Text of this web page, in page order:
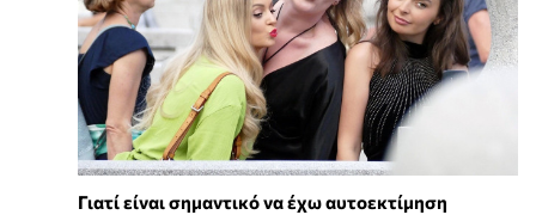
Γιατί είναι σημαντικό να έχω αυτοεκτίμηση